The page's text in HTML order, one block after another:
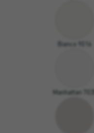
Bianco 9016
Manhattan 7035